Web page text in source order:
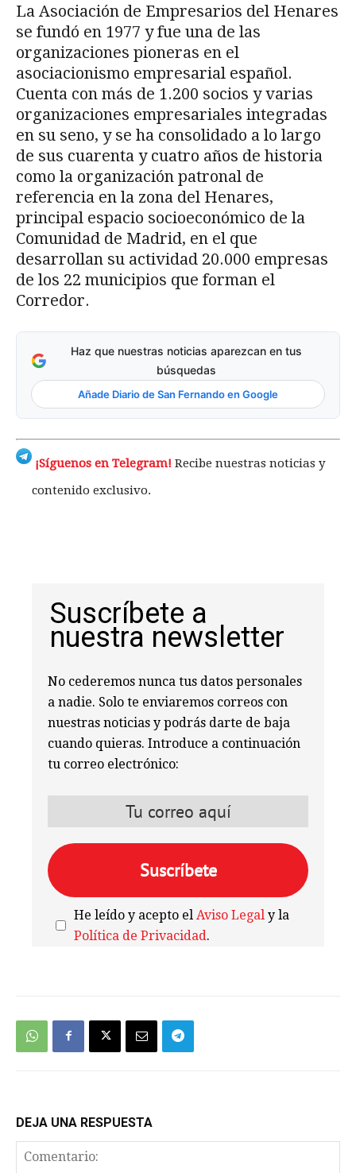
La Asociación de Empresarios del Henares
se fundó en 1977 y fue una de las
organizaciones pioneras en el
asociacionismo empresarial español.
Cuenta con más de 1.200 socios y varias
organizaciones empresariales integradas
en su seno, y se ha consolidado a lo largo
de sus cuarenta y cuatro años de historia
como la organización patronal de
referencia en la zona del Henares,
principal espacio socioeconómico de la
Comunidad de Madrid, en el que
desarrollan su actividad 20.000 empresas
de los 22 municipios que forman el
Corredor.
Haz que nuestras noticias aparezcan en tus
búsquedas
Añade Diario de San Fernando en Google
¡Síguenos en Telegram! Recibe nuestras noticias y
contenido exclusivo.
Suscríbete a
nuestra newsletter
No cederemos nunca tus datos personales
a nadie. Solo te enviaremos correos con
nuestras noticias y podrás darte de baja
cuando quieras. Introduce a continuación
tu correo electrónico:
He leído y acepto el Aviso Legal y la
Política de Privacidad.
DEJA UNA RESPUESTA